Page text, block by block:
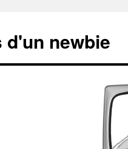
newbie